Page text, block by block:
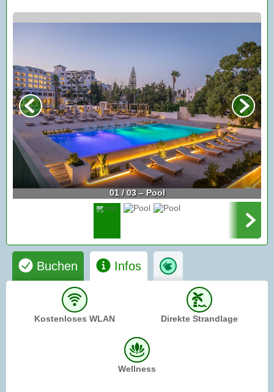
01 / 03 – Pool
Buchen Infos
Kostenloses WLAN Direkte Strandlage
Wellness